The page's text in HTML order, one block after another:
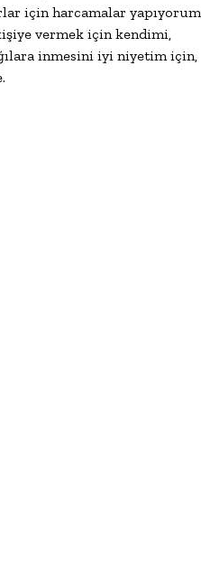
için harcamalar yapıyorum,
vermek için kendimi,
inmesini iyi niyetim için,